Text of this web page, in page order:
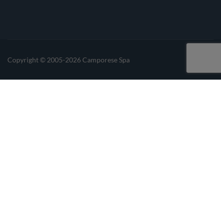
Copyright © 2005-2026 Camporese Spa